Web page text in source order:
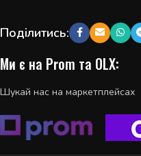
Поділитись:
Ми є на Prom та OLX:
Шукай нас на маркетплейсах